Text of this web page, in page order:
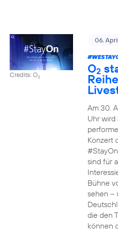
Credits: O2
06.
O2
Reihe
Am 30.
Uhr wird
Konzert
sind für
Bühne
sehen –
die den
können